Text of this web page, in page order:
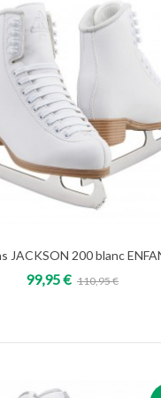
Add to cart
JACKSON 200 blanc
99,95 € 110,95 €